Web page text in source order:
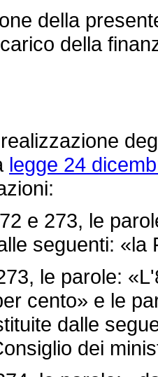
della
della
legge 24
e 273, le
seguenti:
le parole:
cento» e le
dalle
dei